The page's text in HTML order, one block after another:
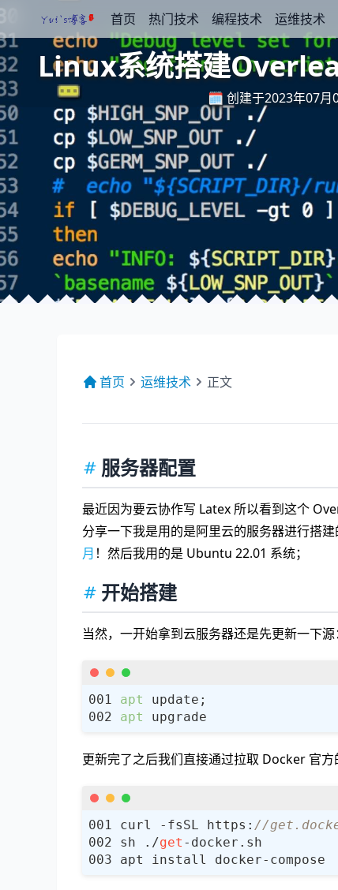
首页 热门技术 编程技术 运维技术
Linux系统搭建
🗓️ 创建于2023年07月
首页 运维技术 正文
服务器配置
最近因为要云协作写 Latex 所以看到这个
分享一下我是用的是阿里云的服务器进行搭
月 ！然后我用的是 Ubuntu 22.01 系统；
开始搭建
当然，一开始拿到云服务器还是先更新一下源：
apt
apt
更新完了之后我们直接通过拉取 Docker 官方
curl -fsSL https: //
sh ./get